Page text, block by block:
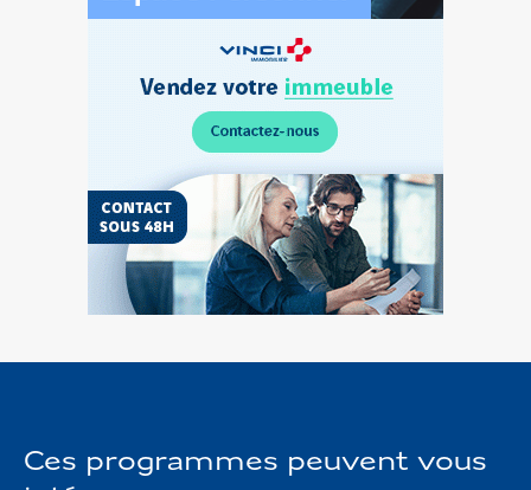
Personnel
Ces programmes peuvent vous